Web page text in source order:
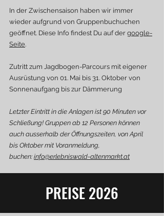
In der Zwischensaison haben wir immer
wieder aufgrund von Gruppenbuchuchen
geöffnet. Diese Info findest Du auf der google-
Seite. ​
Zutritt zum Jagdbogen-Parcours mit eigener
Ausrüstung von 01. Mai bis 31. Oktober von
Sonnenaufgang bis zur Dämmerung
Letzter Eintritt in die Anlagen ist 90 Minuten vor
Schließung! Gruppen ab 12 Personen können
auch ausserhalb der Öffnungszeiten, von April
bis Oktober mit Voranmeldung,
buchen: info@erlebniswald-altenmarkt.at
PREISE 2026